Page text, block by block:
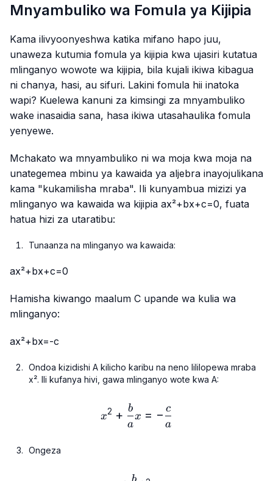
Mnyambuliko wa Fomula ya Kijipia
Kama ilivyoonyeshwa katika mifano hapo juu,
unaweza kutumia fomula ya kijipia kwa ujasiri kutatua
mlinganyo wowote wa kijipia, bila kujali ikiwa kibagua
ni chanya, hasi, au sifuri. Lakini fomula hii inatoka
wapi? Kuelewa kanuni za kimsingi za mnyambuliko
wake inasaidia sana, hasa ikiwa utasahaulika fomula
yenyewe.
Mchakato wa mnyambuliko ni wa moja kwa moja na
unategemea mbinu ya kawaida ya aljebra inayojulikana
kama "kukamilisha mraba". Ili kunyambua mizizi ya
mlinganyo wa kawaida wa kijipia ax²+bx+c=0, fuata
hatua hizi za utaratibu:
Tunaanza na mlinganyo wa kawaida:
ax²+bx+c=0
Hamisha kiwango maalum C upande wa kulia wa
mlinganyo:
ax²+bx=-c
Ondoa kizidishi A kilicho karibu na neno lililopewa mraba
x². Ili kufanya hivi, gawa mlinganyo wote kwa A:
x²+\frac{b}{a}x=-
x2 +
a
b
x = −
a
c
Ongeza